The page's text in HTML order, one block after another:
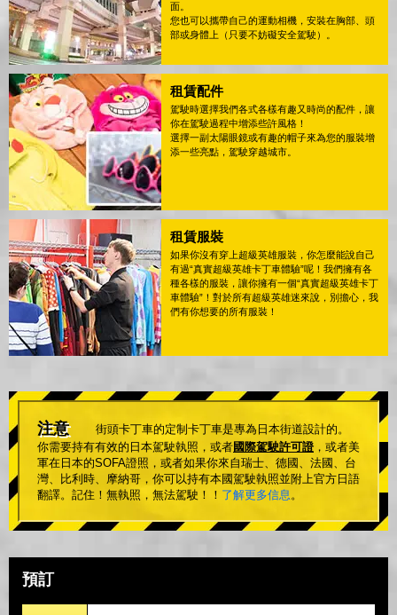
面。
您也可以攜帶自己的運動相機，安裝在胸部、頭
部或身體上（只要不妨礙安全駕駛）。
租賃配件
駕駛時選擇我們各式各樣有趣又時尚的配件，讓
你在駕駛過程中增添些許風格！
選擇一副太陽眼鏡或有趣的帽子來為您的服裝增
添一些亮點，駕駛穿越城市。
租賃服裝
如果你沒有穿上超級英雄服裝，你怎麼能說自己
有過“真實超級英雄卡丁車體驗”呢！我們擁有各
種各樣的服裝，讓你擁有一個“真實超級英雄卡丁
車體驗”！對於所有超級英雄迷來說，別擔心，我
們有你想要的所有服裝！
注意
街頭卡丁車的定制卡丁車是專為日本街道設計的。
你需要持有有效的日本駕駛執照，或者國際駕駛許可證 ，或者美
軍在日本的SOFA證照，或者如果你來自瑞士、德國、法國、台
灣、比利時、摩納哥，你可以持有本國駕駛執照並附上官方日語
翻譯。記住！無執照，無法駕駛！！ 了解更多信息。
預訂